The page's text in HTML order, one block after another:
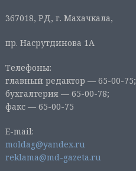
367018, РД, г. Махачкала,
пр. Насрутдинова 1А
Телефоны:
главный редактор — 65-00-75;
бухгалтерия — 65-00-78;
факс — 65-00-75
E-mail:
moldag@yandex.ru
reklama@md-gazeta.ru